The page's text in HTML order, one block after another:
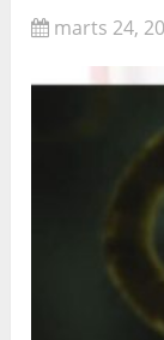
marts 24,